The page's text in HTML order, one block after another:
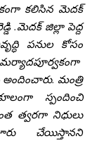
కలిసిన మెదక్
.మెదక్ జిల్లా పెద్ద
పనుల కోసం
మంత్రి
గా స్పందించి
త్వరగా నిధులు
చేయిస్తానని